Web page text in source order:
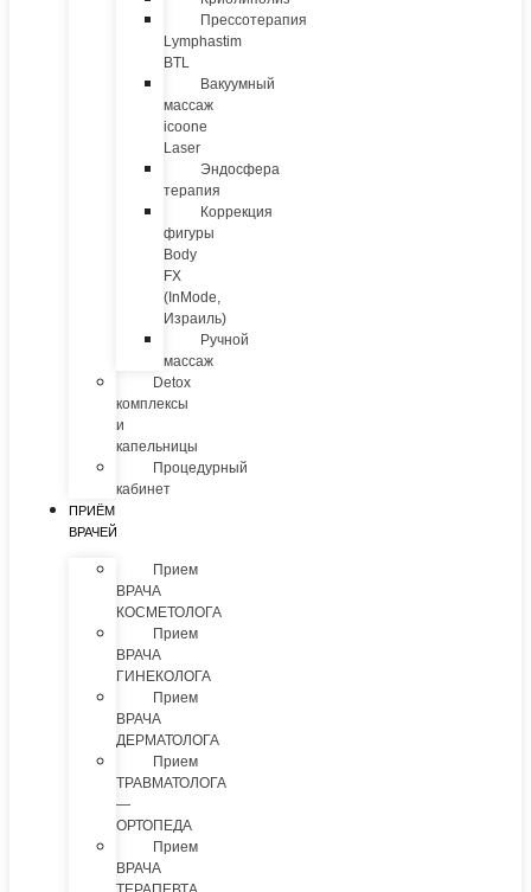
Прессотерапия
Lymphastim
BTL
Вакуумный
массаж
icoone
Laser
Эндосфера
терапия
Коррекция
фигуры
Body
FX
(InMode,
Израиль)
Ручной
массаж
Detox
комплексы
и
капельницы
Процедурный
кабинет
ПРИЁМ
ВРАЧЕЙ
Прием
ВРАЧА
КОСМЕТОЛОГА
Прием
ВРАЧА
ГИНЕКОЛОГА
Прием
ВРАЧА
ДЕРМАТОЛОГА
Прием
ТРАВМАТОЛОГА
—
ОРТОПЕДА
Прием
ВРАЧА